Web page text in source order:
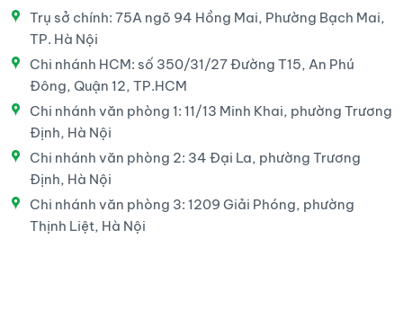
Trụ sở chính: 75A ngõ 94 Hồng Mai, Phường Bạch Mai,
TP. Hà Nội
Chi nhánh HCM: số 350/31/27 Đường T15, An Phú
Đông, Quận 12, TP.HCM
Chi nhánh văn phòng 1: 11/13 Minh Khai, phường Trương
Định, Hà Nội
Chi nhánh văn phòng 2: 34 Đại La, phường Trương
Định, Hà Nội
Chi nhánh văn phòng 3: 1209 Giải Phóng, phường
Thịnh Liệt, Hà Nội